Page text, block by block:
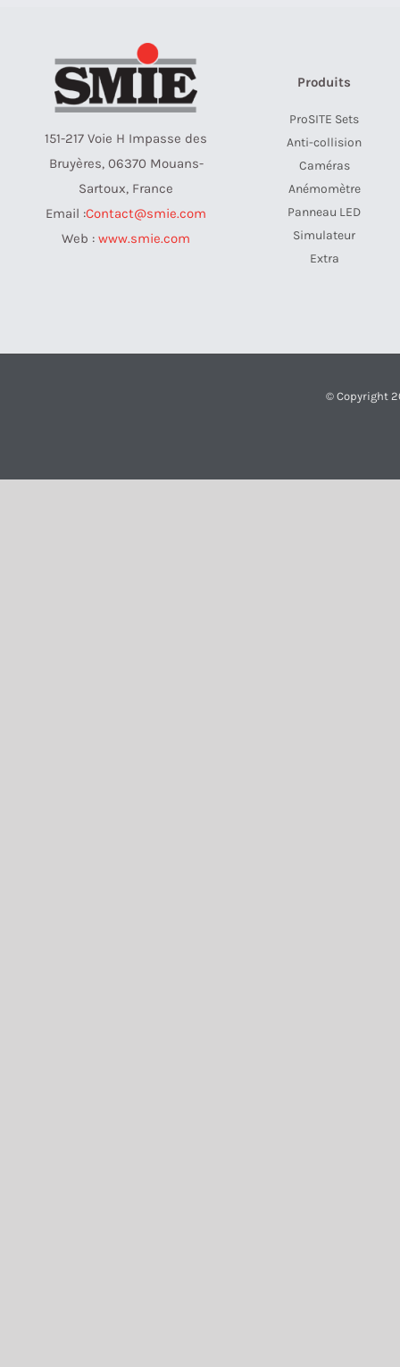
151-217 Voie H Impasse des
Bruyères, 06370 Mouans-
Sartoux, France
Email :Contact@smie.com
Web : www.smie.com
Produits
ProSITE Sets
Anti-collision
Caméras
Anémomètre
Panneau LED
Simulateur
Extra
© Copyright